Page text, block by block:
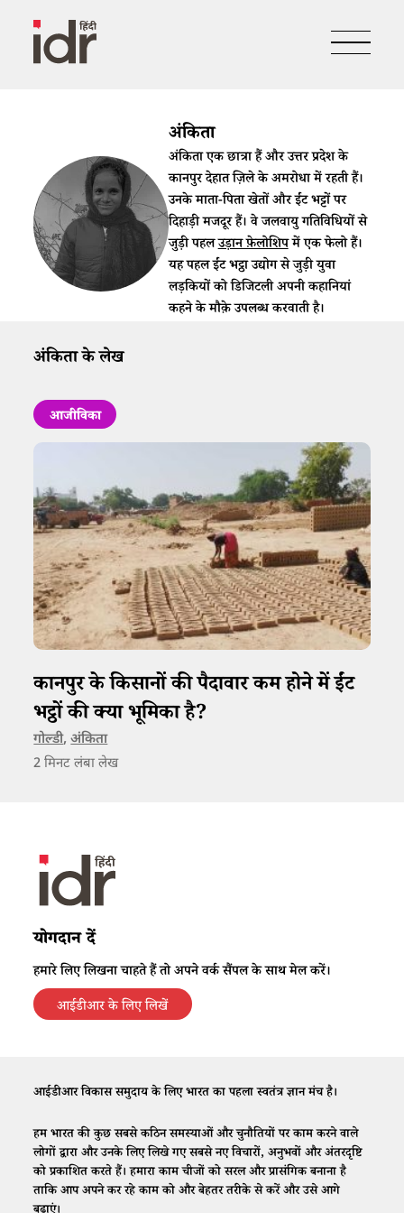
अंकिता
अंकिता एक छात्रा हैं और उत्तर प्रदेश के
कानपुर देहात ज़िले के अमरोधा में रहती हैं।
उनके माता-पिता खेतों और ईंट भट्टों पर
दिहाड़ी मजदूर हैं। वे जलवायु गतिविधियों से
जुड़ी पहलउड़ान फ़ेलोशिपमें एक फेलो हैं।
यह पहल ईंट भट्ठा उद्योग से जुड़ी युवा
लड़कियों को डिजिटली अपनी कहानियां
कहने के मौक़े उपलब्ध करवाती है।
अंकिता के लेख
आजीविका
कानपुर के किसानों की पैदावार कम होने में ईंट
भट्ठों की क्या भूमिका है?
गोल्डी,अंकिता
2 मिनट लंबा लेख
योगदान दें
हमारे लिए लिखना चाहते हैं तो अपने वर्क सैंपल के साथ मेल करें।
आईडीआर के लिए लिखें
आईडीआर विकास समुदाय के लिए भारत का पहला स्वतंत्र ज्ञान मंच है।
हम भारत की कुछ सबसे कठिन समस्याओं और चुनौतियों पर काम करने वाले
लोगों द्वारा और उनके लिए लिखे गए सबसे नए विचारों, अनुभवों और अंतरदृष्टि
को प्रकाशित करते हैं। हमारा काम चीजों को सरल और प्रासंगिक बनाना है
ताकि आप अपने कर रहे काम को और बेहतर तरीके से करें और उसे आगे